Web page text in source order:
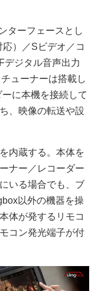
ターフェースとし
）／Sビデオ／コ
デジタル音声出力
ューナーは搭載し
に本機を接続して
、映像の転送や設
内蔵する。本体を
ナー／レコーダー
いる場合でも、ブ
以外の機器を操
体が発するリモコ
コン発光端子が付